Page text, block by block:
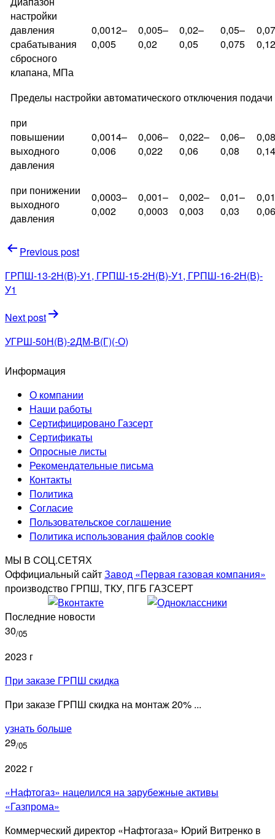
настройки
давления
срабатывания
сбросного
клапана, МПа
0,0012–
0,005
0,005–
0,02
0,02–
0,05
0,05–
0,075
Пределы настройки автоматического отключения
при
повышении
выходного
давления
0,0014–
0,006
0,006–
0,022
0,022–
0,06
0,06–
0,08
0,14
при понижении
выходного
давления
0,0003–
0,002
0,001–
0,0003
0,002–
0,003
0,01–
0,03
0,06
Навигация
по
записям
Previous post
ГРПШ-13-2Н(В)-У1, ГРПШ-15-2Н(В)-У1, ГРПШ-16-2Н(В)-
У1
Next post
УГРШ-50Н(В)-2ДМ-В(Г)(-О)
Информация
О компании
Наши работы
Сертифицировано Газсерт
Сертификаты
Опросные листы
Рекомендательные письма
Контакты
Политика
Согласие
Пользовательское соглашение
Политика использования файлов cookie
МЫ В СОЦ.СЕТЯХ
Оффициальный сайтЗавод «Первая газовая компания»
производство ГРПШ, ТКУ, ПГБ ГАЗСЕРТ
Последние новости
30/05
2023 г
При заказе ГРПШ скидка
При заказе ГРПШ скидка на монтаж 20% ...
узнать больше
29/05
2022 г
«Нафтогаз» нацелился на зарубежные активы
«Газпрома»
Коммерческий директор «Нафтогаза» Юрий Витренко в